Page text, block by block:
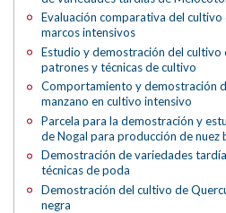
Evaluación comparativa del
marcos intensivos
Estudio y demostración del cultivo
patrones y técnicas de cultivo
Comportamiento y demostración
manzano en cultivo intensivo
Parcela para la demostración y
de Nogal para producción de nuez
Demostración de variedades
técnicas de poda
Demostración del cultivo de
negra